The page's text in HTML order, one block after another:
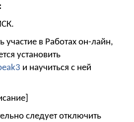
участие в Работах он-лайн,
установить
и научиться с ней
следует отключить